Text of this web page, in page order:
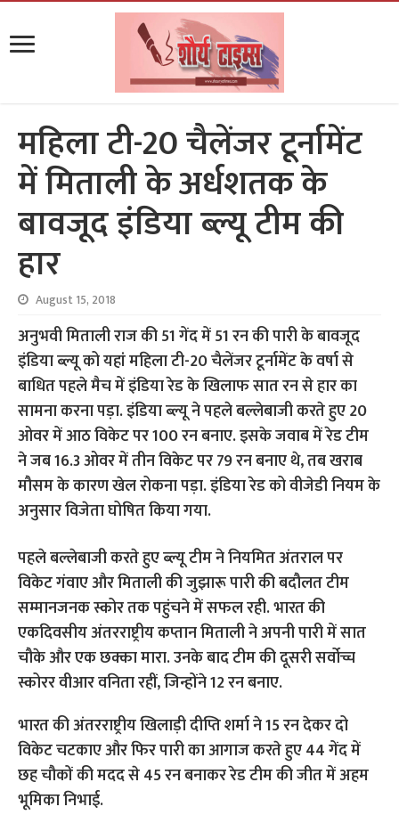
महिला टी-20 चैलेंजर टूर्नामेंट
में मिताली के अर्धशतक के
बावजूद इंडिया ब्ल्यू टीम की
हार
August 15, 2018
अनुभवी मिताली राज की 51 गेंद में 51 रन की पारी के बावजूद
इंडिया ब्ल्यू को यहां महिला टी-20 चैलेंजर टूर्नामेंट के वर्षा से
बाधित पहले मैच में इंडिया रेड के खिलाफ सात रन से हार का
सामना करना पड़ा. इंडिया ब्ल्यू ने पहले बल्लेबाजी करते हुए 20
ओवर में आठ विकेट पर 100 रन बनाए. इसके जवाब में रेड टीम
ने जब 16.3 ओवर में तीन विकेट पर 79 रन बनाए थे, तब खराब
मौसम के कारण खेल रोकना पड़ा. इंडिया रेड को वीजेडी नियम के
अनुसार विजेता घोषित किया गया.
पहले बल्लेबाजी करते हुए ब्ल्यू टीम ने नियमित अंतराल पर
विकेट गंवाए और मिताली की जुझारू पारी की बदौलत टीम
सम्मानजनक स्कोर तक पहुंचने में सफल रही. भारत की
एकदिवसीय अंतरराष्ट्रीय कप्तान मिताली ने अपनी पारी में सात
चौके और एक छक्का मारा. उनके बाद टीम की दूसरी सर्वोच्च
स्कोरर वीआर वनिता रहीं, जिन्होंने 12 रन बनाए.
भारत की अंतरराष्ट्रीय खिलाड़ी दीप्ति शर्मा ने 15 रन देकर दो
विकेट चटकाए और फिर पारी का आगाज करते हुए 44 गेंद में
छह चौकों की मदद से 45 रन बनाकर रेड टीम की जीत में अहम
भूमिका निभाई.